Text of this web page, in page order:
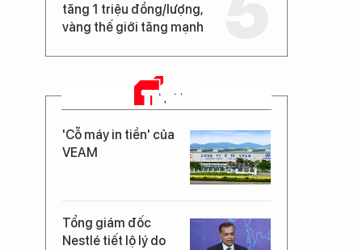
tăng 1 triệu đồng/lượng,
vàng thế giới tăng mạnh
TIN MỚI
'Cỗ máy in tiền' của
VEAM
Tổng giám đốc
Nestlé tiết lộ lý do